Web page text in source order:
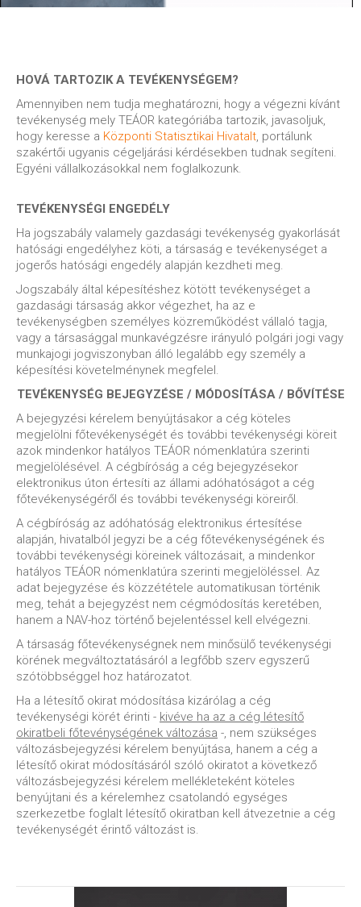
HOVÁ TARTOZIK A TEVÉKENYSÉGEM?
Amennyiben nem tudja meghatározni, hogy a végezni kívánt
tevékenység mely TEÁOR kategóriába tartozik, javasoljuk,
hogy keresse a Központi Statisztikai Hivatalt , portálunk
szakértői ugyanis cégeljárási kérdésekben tudnak segíteni.
Egyéni vállalkozásokkal nem foglalkozunk.
TEVÉKENYSÉGI ENGEDÉLY
Ha jogszabály valamely gazdasági tevékenység gyakorlását
hatósági engedélyhez köti, a társaság e tevékenységet a
jogerős hatósági engedély alapján kezdheti meg.
Jogszabály által képesítéshez kötött tevékenységet a
gazdasági társaság akkor végezhet, ha az e
tevékenységben személyes közreműködést vállaló tagja,
vagy a társasággal munkavégzésre irányuló polgári jogi vagy
munkajogi jogviszonyban álló legalább egy személy a
képesítési követelménynek megfelel.
TEVÉKENYSÉG BEJEGYZÉSE / MÓDOSÍTÁSA / BŐVÍTÉSE
A bejegyzési kérelem benyújtásakor a cég köteles
megjelölni főtevékenységét és további tevékenységi köreit
azok mindenkor hatályos TEÁOR nómenklatúra szerinti
megjelölésével. A cégbíróság a cég bejegyzésekor
elektronikus úton értesíti az állami adóhatóságot a cég
főtevékenységéről és további tevékenységi köreiről.
A cégbíróság az adóhatóság elektronikus értesítése
alapján, hivatalból jegyzi be a cég főtevékenységének és
további tevékenységi köreinek változásait, a mindenkor
hatályos TEÁOR nómenklatúra szerinti megjelöléssel. Az
adat bejegyzése és közzététele automatikusan történik
meg, tehát a bejegyzést nem cégmódosítás keretében,
hanem a NAV-hoz történő bejelentéssel kell elvégezni.
A társaság főtevékenységnek nem minősülő tevékenységi
körének megváltoztatásáról a legfőbb szerv egyszerű
szótöbbséggel hoz határozatot.
Ha a létesítő okirat módosítása kizárólag a cég
tevékenységi körét érinti - kivéve ha az a cég létesítő
okiratbeli főtevénységének változása -, nem szükséges
változásbejegyzési kérelem benyújtása, hanem a cég a
létesítő okirat módosításáról szóló okiratot a következő
változásbejegyzési kérelem mellékleteként köteles
benyújtani és a kérelemhez csatolandó egységes
szerkezetbe foglalt létesítő okiratban kell átvezetnie a cég
tevékenységét érintő változást is.